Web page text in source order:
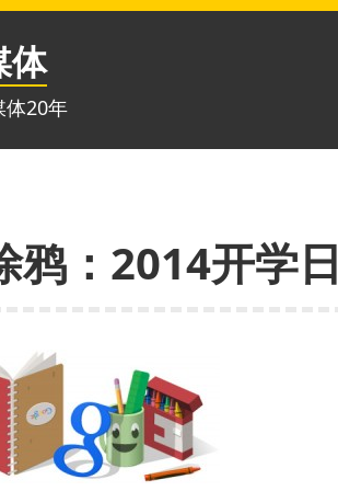
体
体20年
鸦：2014开学日